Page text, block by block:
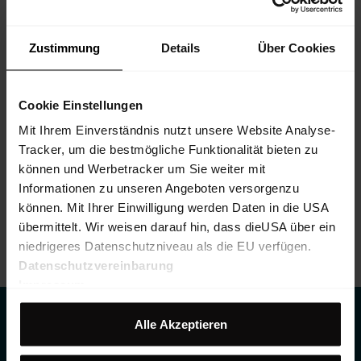
Zustimmung Details Über Cookies
Cookie Einstellungen
Mit Ihrem Einverständnis nutzt unsere Website Analyse-
Tracker, um die bestmögliche Funktionalität bieten zu
können und Werbetracker um Sie weiter mit
Informationen zu unseren Angeboten versorgenzu
können. Mit Ihrer Einwilligung werden Daten in die USA
übermittelt. Wir weisen darauf hin, dass dieUSA über ein
niedrigeres Datenschutzniveau als die EU verfügen.
Datenschutzvereinbarung
Alle Akzeptieren
Weiche, leichte 3-Lagen-Skihose mit hervorragendem Wetterschutz
für ambitionierte Freerider
€ 599,9025%
DES APERÇUS